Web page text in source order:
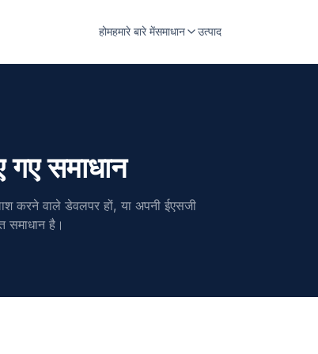
होमहमारे बारे मेंसमाधान उत्पाद
गए समाधान
करने वाले डेवलपर हों, या अपनी ईएसजी
है।